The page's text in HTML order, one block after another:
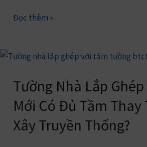
Đọc thêm »
Tường Nhà Lắp
Mới Có Đủ Tầm Thay
Xây Truyền Thống?
Tường
Lắp
Ghép
–
Giải